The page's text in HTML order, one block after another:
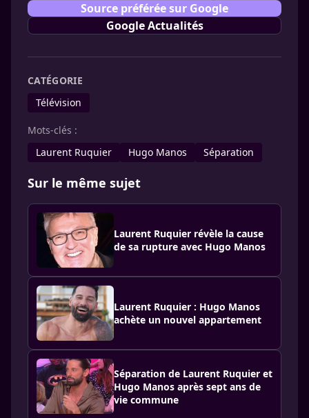
Source préférée sur Google
Google Actualités
CATÉGORIE
Télévision
Mots-clés :
Laurent Ruquier
Hugo Manos Séparation
Sur le même sujet
Laurent Ruquier révèle la cause
de sa rupture avec Hugo Manos
Laurent Ruquier : Hugo Manos
achète un nouvel appartement
Séparation de Laurent Ruquier et
Hugo Manos après sept ans de
vie commune